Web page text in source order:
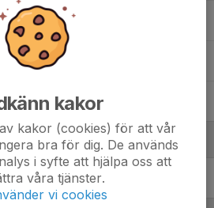
tränare
kakor
kakor (cookies) för att vår
bra för dig. De används
i syfte att hjälpa oss att
våra tjänster.
vi cookies